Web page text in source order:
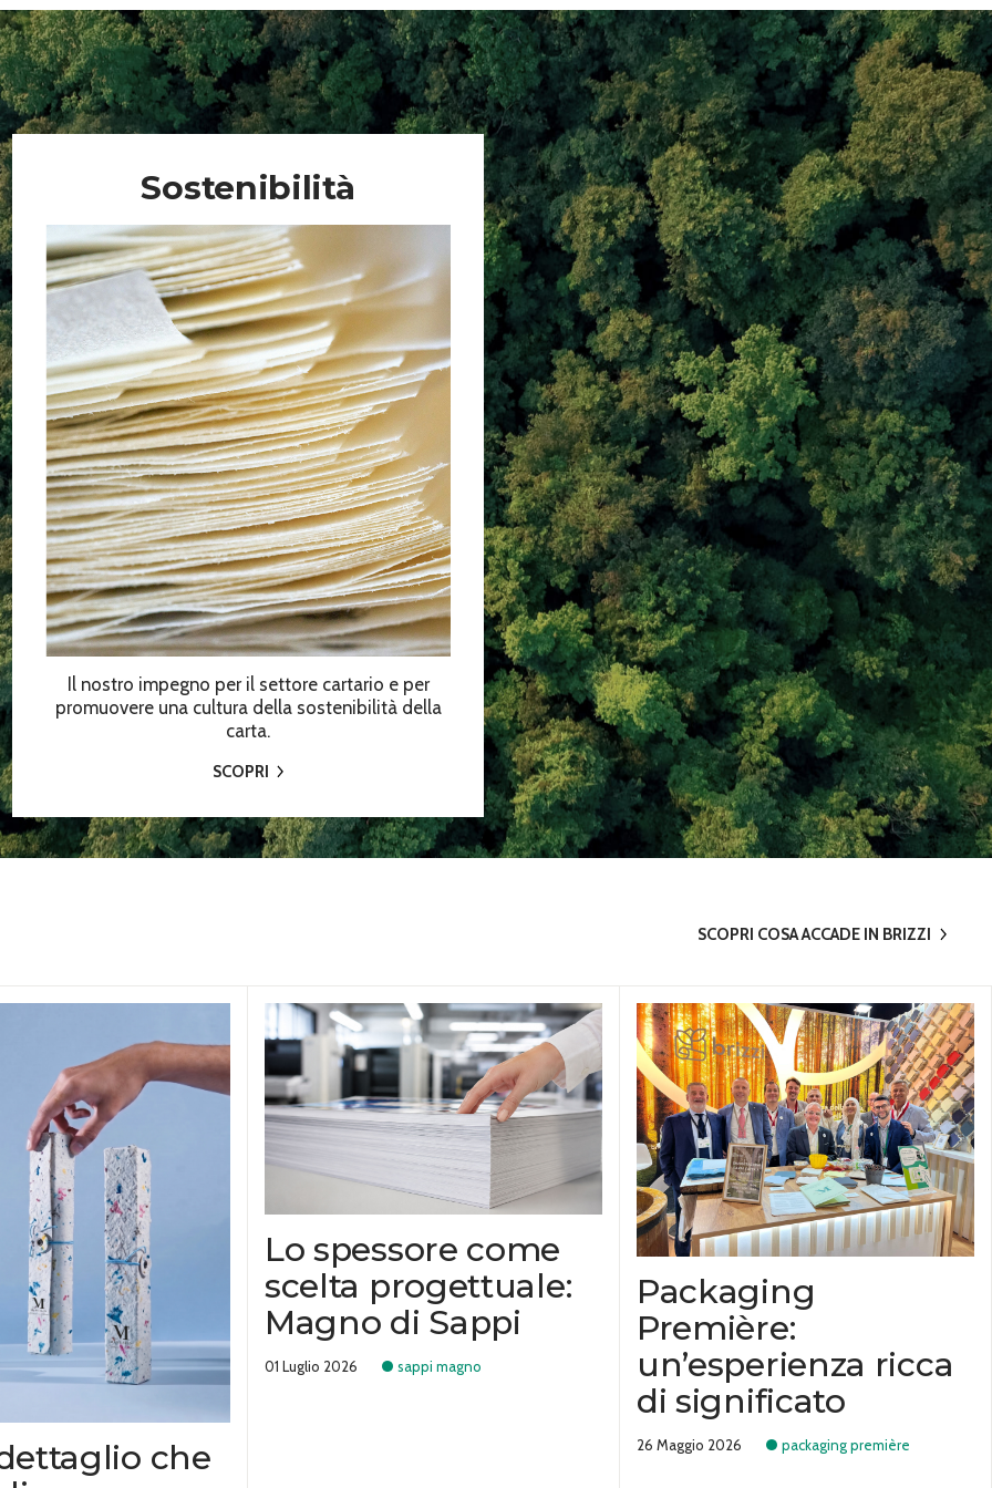
Sostenibilità
Il nostro impegno per il settore cartario e per
promuovere una cultura della sostenibilità della
carta.
SCOPRI
SCOPRI COSA ACCADE IN BRIZZI
che
Lo spessore come
scelta progettuale:
Magno di Sappi
01 Luglio 2026 sappi magno
Packaging
Première:
un’esperienza ricca
di significato
26 Maggio 2026 packaging première